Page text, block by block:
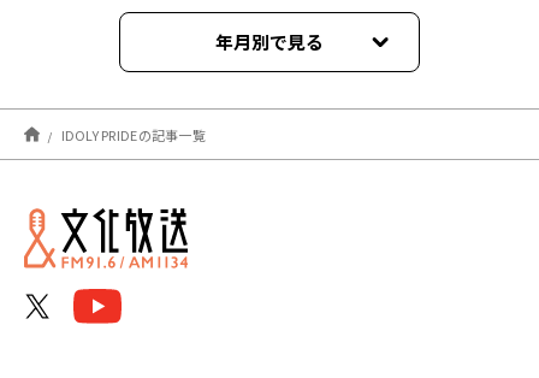
年月別で見る
2024年07月
2024年06月
2024年05月
IDOLY PRIDEの記事一覧